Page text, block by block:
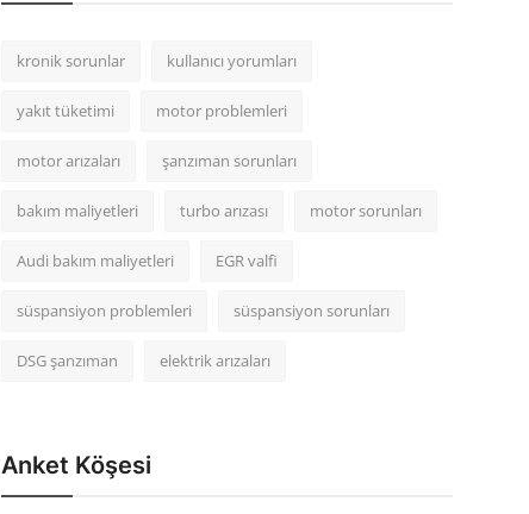
kronik sorunlar kullanıcı yorumları
yakıt tüketimi motor problemleri
motor arızaları şanzıman sorunları
bakım maliyetleri turbo arızası motor sorunları
Audi bakım maliyetleri EGR valfi
süspansiyon problemleri süspansiyon sorunları
DSG şanzıman elektrik arızaları
Anket Köşesi